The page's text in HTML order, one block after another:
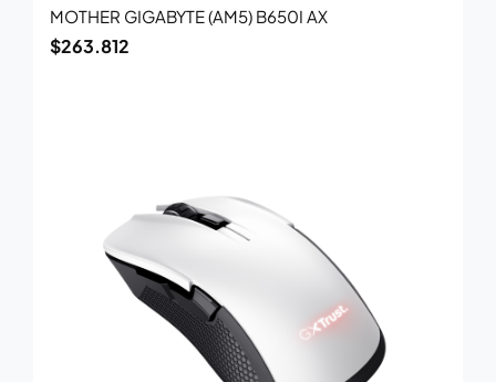
MOTHER GIGABYTE (AM5) B650I AX
$263.812